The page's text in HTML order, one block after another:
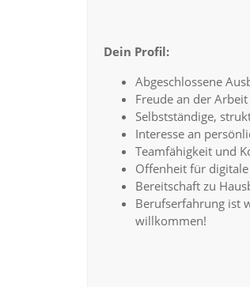
Dein Profil:
Abgeschlossene
Freude an der
Selbstständige,
Interesse an
Teamfähigkeit und
Offenheit für
Bereitschaft zu
Berufserfahrung ist
willkommen!